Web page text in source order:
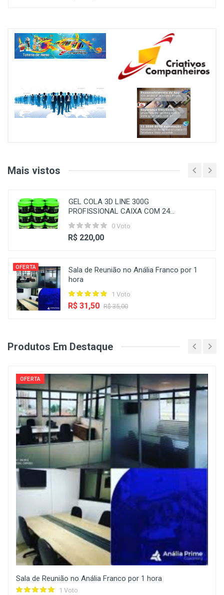
Mais vistos
GEL COLA 3D LINE 300G
PROFISSIONAL CAIXA COM 24...
0 Voto
R$ 220,00
OFERTA
Sala de Reunião no Anália Franco por 1
hora
1 Voto
R$ 31,50 R$ 35,00
Produtos Em Destaque
OFERTA
Sala de Reunião no Anália Franco por 1 hora
1 Voto